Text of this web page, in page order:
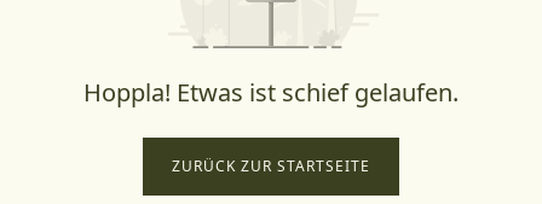
Hoppla! Etwas ist schief gelaufen.
ZURÜCK ZUR STARTSEITE